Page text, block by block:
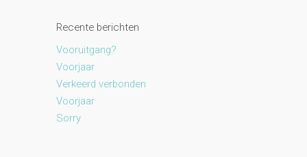
Recente berichten
Vooruitgang?
Voorjaar
Verkeerd verbonden
Voorjaar
Sorry